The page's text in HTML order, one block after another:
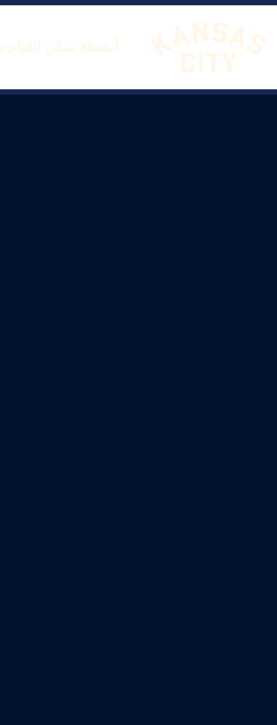
تفضل بزيارة مدينة كانساس سيتي